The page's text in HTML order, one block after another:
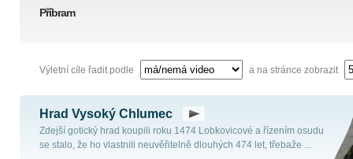
Příbram
Výletní cíle řadit podle a na stránce zobrazit
Hrad Vysoký Chlumec
Zdejší gotický hrad koupili roku 1474 Lobkovicové a řízením osudu
se stalo, že ho vlastnili neuvěřitelně dlouhých 474 let, třebaže ...